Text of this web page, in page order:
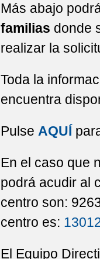
LISTADO DE LIBROS
NORMAS DE
PLAN DE
PLAN DE LECTURA.
PLAN DE ÉXITO
PROGRAMACIONES
PROGRAMACIONES
PROGRAMACIONES
Más abajo
familias donde
realizar la
Toda la
encuentra
Pulse AQUÍ
En el caso que
podrá acudir al
centro son:
centro es:
El Equipo